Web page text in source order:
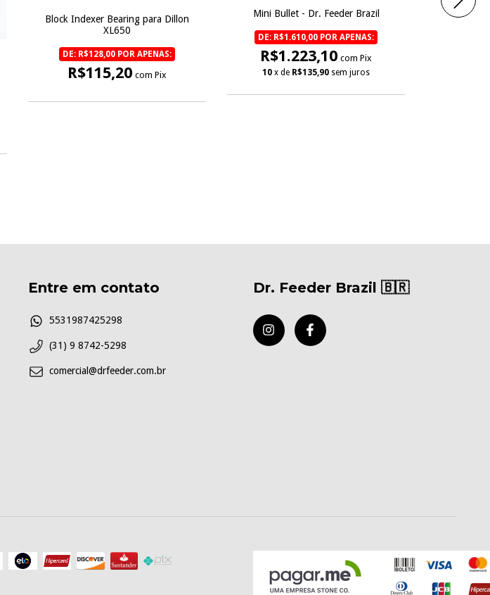
Block Indexer Bearing para Dillon
XL650
DE: R$128,00 POR APENAS:
R$115,20 com Pix
Mini Bullet - Dr. Feeder Brazil
DE: R$1.610,00 POR APENAS:
R$1.223,10 com Pix
10 x de R$135,90 sem juros
Entre em contato
5531987425298
(31) 9 8742-5298
comercial@drfeeder.com.br
Dr. Feeder Brazil 🇧🇷